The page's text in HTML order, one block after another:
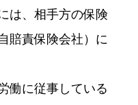
は、相手方の保険
賠責保険会社）に
働に従事している